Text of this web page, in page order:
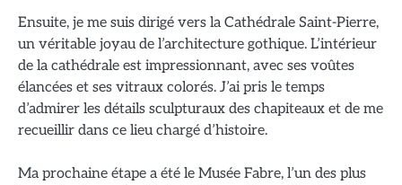
Ensuite, je me suis dirigé vers la Cathédrale Saint-Pierre,
un véritable joyau de l’architecture gothique. L’intérieur
de la cathédrale est impressionnant, avec ses voûtes
élancées et ses vitraux colorés. J’ai pris le temps
d’admirer les détails sculpturaux des chapiteaux et de me
recueillir dans ce lieu chargé d’histoire.
Ma prochaine étape a été le Musée Fabre, l’un des plus